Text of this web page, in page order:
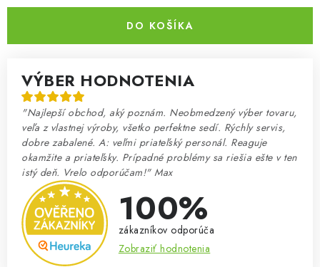
DO KOŠÍKA
VÝBER HODNOTENIA
"Najlepší obchod, aký poznám. Neobmedzený výber tovaru,
veľa z vlastnej výroby, všetko perfektne sedí. Rýchly servis,
dobre zabalené. A: veľmi priateľský personál. Reaguje
okamžite a priateľsky. Prípadné problémy sa riešia ešte v ten
istý deň. Vrelo odporúčam!" Max
100%
zákazníkov odporúča
Zobraziť hodnotenia